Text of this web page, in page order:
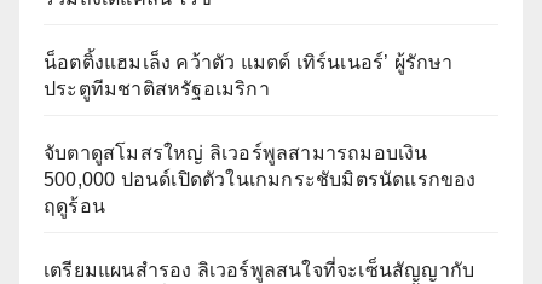
น็อตติ้งแฮมเล็ง คว้าตัว แมตต์ เทิร์นเนอร์’ ผู้รักษา
ประตูทีมชาติสหรัฐอเมริกา
จับตาดูสโมสรใหญ่ ลิเวอร์พูลสามารถมอบเงิน
500,000 ปอนด์เปิดตัวในเกมกระชับมิตรนัดแรกของ
ฤดูร้อน
เตรียมแผนสำรอง ลิเวอร์พูลสนใจที่จะเซ็นสัญญากับ